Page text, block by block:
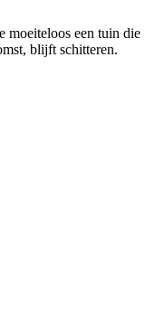
moeiteloos een tuin die
blijft schitteren.